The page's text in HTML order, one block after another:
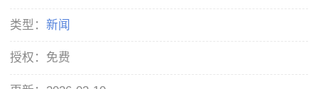
类型：新闻
授权： 免费